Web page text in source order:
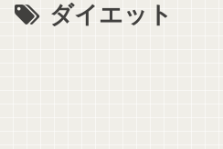
ダイエット